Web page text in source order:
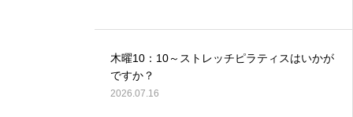
木曜10：10～ストレッチピラティスはいかが
ですか？
2026.07.16